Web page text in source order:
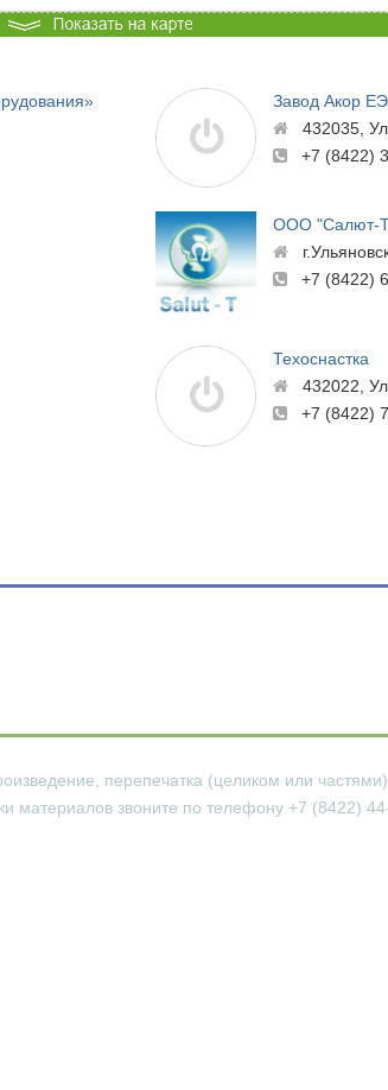
Завод Акор
432035,
+7 (8422)
ООО "Салют-
+7 (8422)
Техоснастка
432022,
+7 (8422)
перепечатка (целиком или
материалов звоните по телефону +7 (8422)